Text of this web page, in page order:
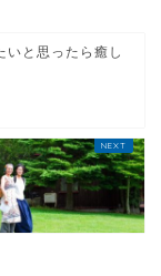
いと思ったら癒し